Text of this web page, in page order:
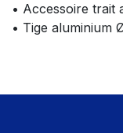
• Accessoire trait
• Tige aluminium